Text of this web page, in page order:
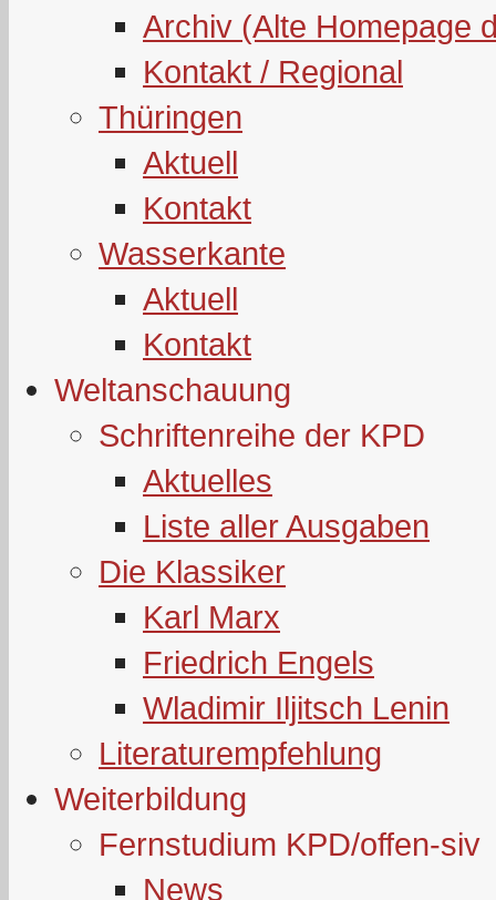
Archiv (Alte Homepage
Kontakt / Regional
Thüringen
Aktuell
Kontakt
Wasserkante
Aktuell
Kontakt
Weltanschauung
Schriftenreihe der KPD
Aktuelles
Liste aller Ausgaben
Die Klassiker
Karl Marx
Friedrich Engels
Wladimir Iljitsch Lenin
Literaturempfehlung
Weiterbildung
Fernstudium KPD/offen-siv
News